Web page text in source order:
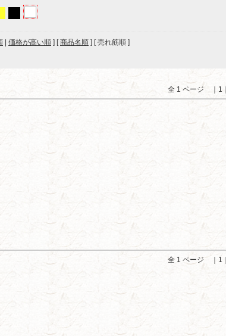
価格が高い順 ] [商品名順 ] [ 売れ筋順 ]
全 1 ページ ｜1｜
全 1 ページ ｜1｜